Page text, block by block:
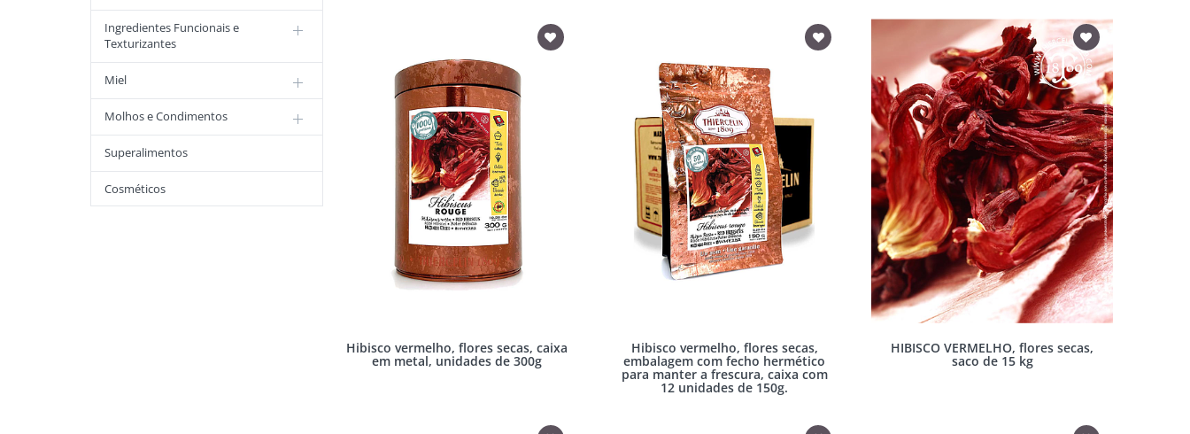
Ingredientes Funcionais e
Texturizantes
Miel
Molhos e Condimentos
Superalimentos
Cosméticos
Hibisco vermelho, flores secas, caixa
em metal, unidades de 300g
Hibisco vermelho, flores secas,
embalagem com fecho hermético
para manter a frescura, caixa com
12 unidades de 150g.
HIBISCO VERMELHO, flores secas,
saco de 15 kg